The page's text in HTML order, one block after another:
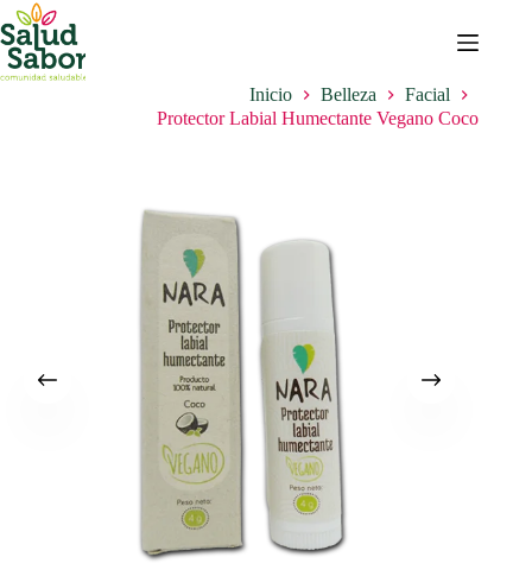
Saltar
al
contenido
Inicio Belleza
Facial
Protector Labial Humectante Vegano Coco